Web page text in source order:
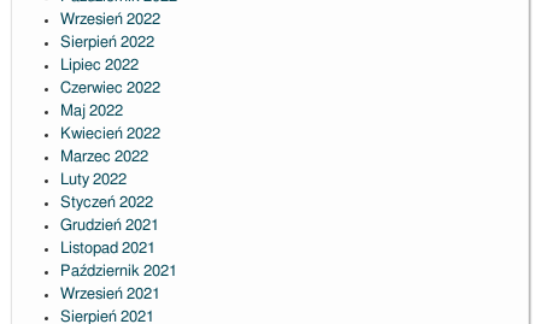
Wrzesień 2022
Sierpień 2022
Lipiec 2022
Czerwiec 2022
Maj 2022
Kwiecień 2022
Marzec 2022
Luty 2022
Styczeń 2022
Grudzień 2021
Listopad 2021
Październik 2021
Wrzesień 2021
Sierpień 2021